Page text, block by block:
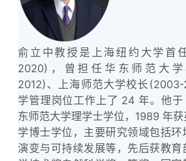
俞立中教授是上海纽约大学首
2020)，曾担任华东师范大
2012)、上海师范大学校长
学管理岗位工作上了 24 年。他于
东师范大学理学士学位，1989 年
学博士学位，主要研究领域包括环
演变与可持续发展等，先后获教育